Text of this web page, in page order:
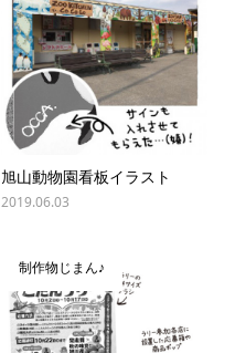
旭山動物園看板イラスト
2019.06.03
制作物じまん♪